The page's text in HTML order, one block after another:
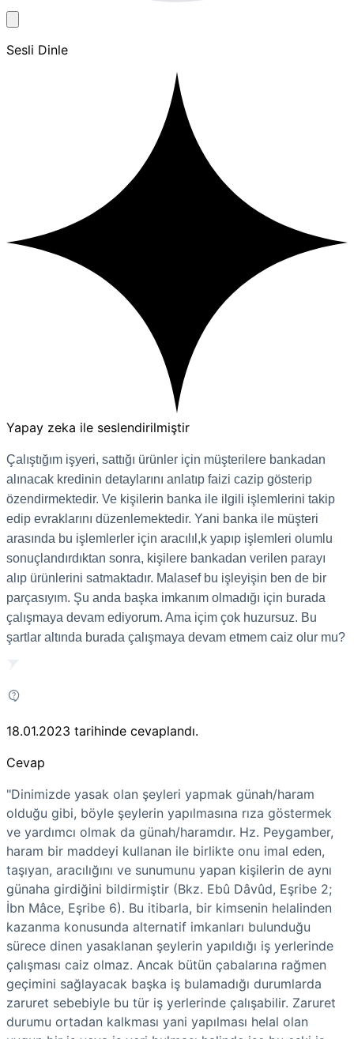
Sesli Dinle
Yapay zeka ile seslendirilmiştir
Çalıştığım işyeri, sattığı ürünler için müşterilere bankadan
alınacak kredinin detaylarını anlatıp faizi cazip gösterip
özendirmektedir. Ve kişilerin banka ile ilgili işlemlerini takip
edip evraklarını düzenlemektedir. Yani banka ile müşteri
arasında bu işlemlerler için aracılıl,k yapıp işlemleri olumlu
sonuçlandırdıktan sonra, kişilere bankadan verilen parayı
alıp ürünlerini satmaktadır. Malasef bu işleyişin ben de bir
parçasıyım. Şu anda başka imkanım olmadığı için burada
çalışmaya devam ediyorum. Ama içim çok huzursuz. Bu
şartlar altında burada çalışmaya devam etmem caiz olur mu?
18.01.2023 tarihinde cevaplandı.
Cevap
"Dinimizde yasak olan şeyleri yapmak günah/haram
olduğu gibi, böyle şeylerin yapılmasına rıza göstermek
ve yardımcı olmak da günah/haramdır. Hz. Peygamber,
haram bir maddeyi kullanan ile birlikte onu imal eden,
taşıyan, aracılığını ve sunumunu yapan kişilerin de aynı
günaha girdiğini bildirmiştir (Bkz. Ebû Dâvûd, Eşribe 2;
İbn Mâce, Eşribe 6). Bu itibarla, bir kimsenin helalinden
kazanma konusunda alternatif imkanları bulunduğu
sürece dinen yasaklanan şeylerin yapıldığı iş yerlerinde
çalışması caiz olmaz. Ancak bütün çabalarına rağmen
geçimini sağlayacak başka iş bulamadığı durumlarda
zaruret sebebiyle bu tür iş yerlerinde çalışabilir. Zaruret
durumu ortadan kalkması yani yapılması helal olan